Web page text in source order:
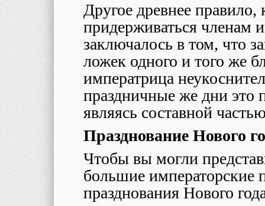
Другое древнее правило,
придерживаться членам
заключалось в том, что
ложек одного и того же
императрица
праздничные же дни это
являясь составной
Празднование Нового
Чтобы вы могли
большие
празднования Нового